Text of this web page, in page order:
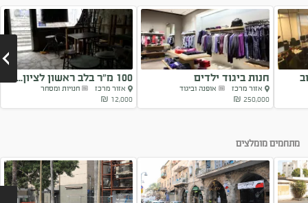
חנות ביגוד ילדים
אזור מרכז
אופנה וביגוד
250,000 ₪
100 מ”ר בלב ראשון לציון...
אזור מרכז
חנויות ומסחר
12,000 ₪
מתחמים מומלצים